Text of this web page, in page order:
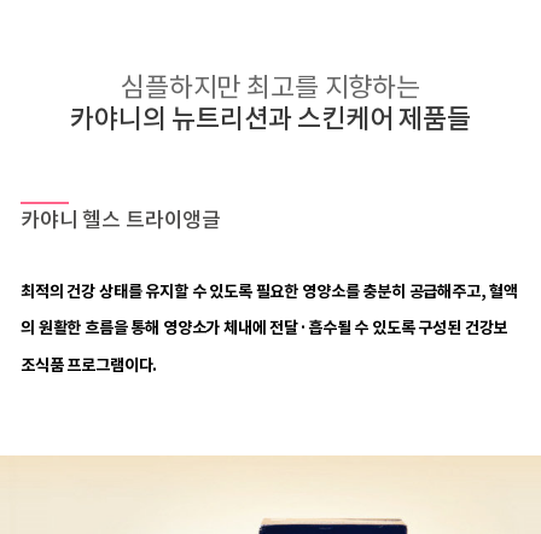
심플하지만 최고를 지향하는
카야니의 뉴트리션과 스킨케어 제품들
카야니 헬스 트라이앵글
최적의 건강 상태를 유지할 수 있도록 필요한 영양소를 충분히 공급해주고, 혈액
의 원활한 흐름을 통해 영양소가 체내에 전달·흡수될 수 있도록 구성된 건강보
조식품 프로그램이다.